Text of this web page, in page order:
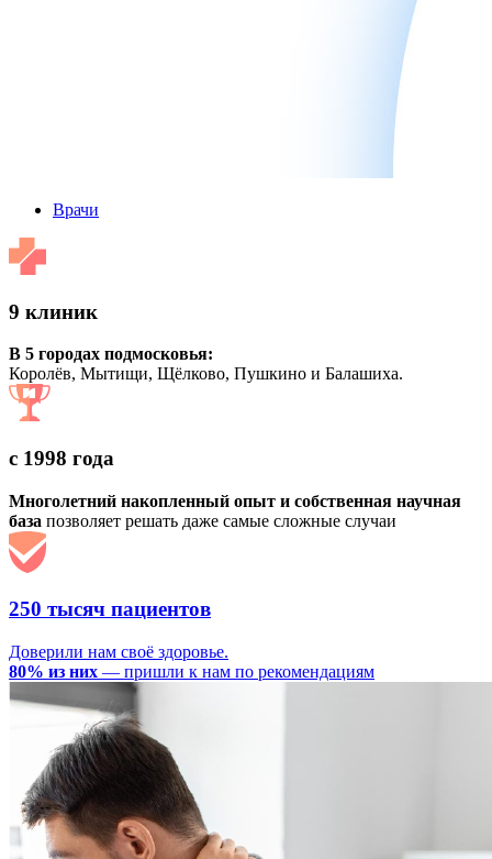
Врачи
9 клиник
В 5 городах подмосковья:
Королёв, Мытищи, Щёлково, Пушкино и Балашиха.
с 1998 года
Многолетний накопленный опыт и собственная научная
база позволяет решать даже самые сложные случаи
250 тысяч пациентов
Доверили нам своё здоровье.
80% из них — пришли к нам по рекомендациям